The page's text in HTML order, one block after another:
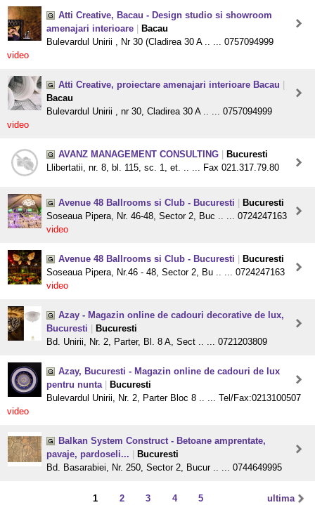
Atti Creative, Bacau - Design studio si showroom
amenajari interioare
Bacau
Bulevardul Unirii , Nr 30 (Cladirea 30 A .. ... 0757094999
video
Atti Creative, proiectare amenajari interioare Bacau
Bacau
Bulevardul Unirii , nr 30, Cladirea 30 A .. ... 0757094999
video
AVANZ MANAGEMENT CONSULTING
Bucuresti
Llibertatii, nr. 8, bl. 115, sc. 1, et. .. ... Fax 021.317.79.80
Avenue 48 Ballrooms si Club - Bucuresti
Bucuresti
Soseaua Pipera, Nr. 46-48, Sector 2, Buc .. ... 0724247163
video
Avenue 48 Ballrooms si Club - Bucuresti
Bucuresti
Soseaua Pipera, Nr.46 - 48, Sector 2, Bu .. ... 0724247163
video
Azay - Magazin online de cadouri decorative de lux,
Bucuresti
Bucuresti
Bd. Unirii, Nr. 2, Parter, Bl. 8 A, Sect .. ... 0721203809
Azay, Bucuresti - Magazin online de cadouri de lux
pentru nunta
Bucuresti
Bulevardul Unirii, Nr. 2, Parter Bloc 8 .. ... Tel/Fax:0213100507
video
Balkan System Construct - Betoane amprentate,
pavaje, pardoseli...
Bucuresti
Bd. Basarabiei, Nr. 250, Sector 2, Bucur .. ... 0744649995
ultima
1 2 3 4 5